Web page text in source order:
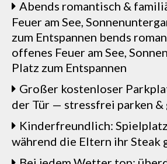
Abends romantisch &
Feuer am See,
zum Entspannen bends
offenes Feuer am See,
Platz zum Entspannen
Großer kostenloser
der Tür — stressfrei parken &
Kinderfreundlich:
während die Eltern ihr Steak